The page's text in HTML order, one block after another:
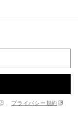
プライバシー規約